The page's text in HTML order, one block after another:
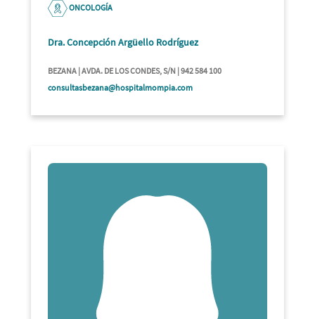
ONCOLOGÍA
Dra. Concepción Argüello Rodríguez
BEZANA | AVDA. DE LOS CONDES, S/N | 942 584 100
consultasbezana@hospitalmompia.com